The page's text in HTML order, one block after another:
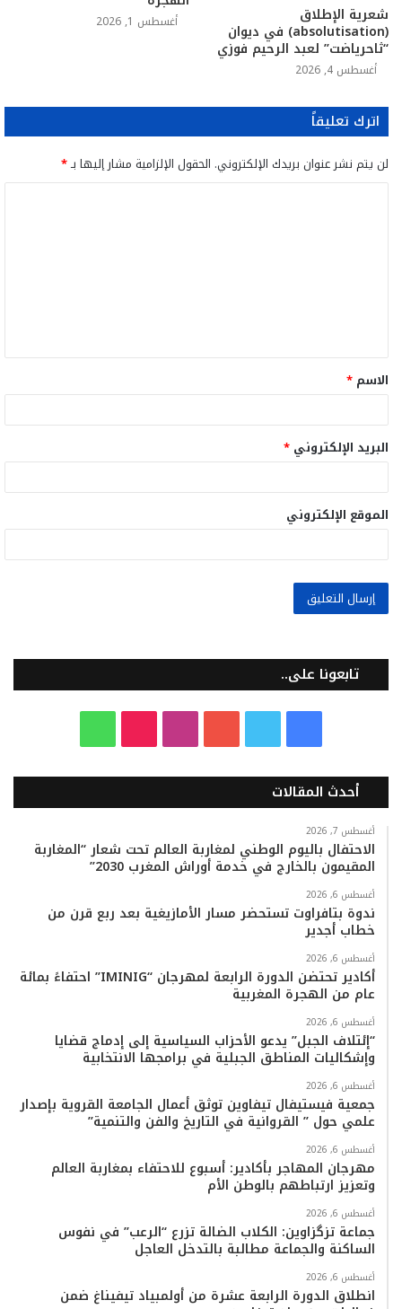
شعرية الإطلاق
(absolutisation) في ديوان
“ثاحرياضت” لعبد الرحيم فوزي
أغسطس 4, 2026
أغسطس 1, 2026
اترك تعليقاً
لن يتم نشر عنوان بريدك الإلكتروني. الحقول الإلزامية مشار إليها بـ*
ق
*
الاسم *
البريد الإلكتروني *
الموقع الإلكتروني
تابعونا على..
س
و
ك
ي
ت
ر
ت
ي
و
ب
س
ت
ق
ر
م
k
o
k
ت
س
ب
أحدث المقالات
أغسطس 7, 2026
الاحتفال باليوم الوطني لمغاربة العالم تحت شعار “المغاربة
المقيمون بالخارج في خدمة أوراش المغرب 2030”
أغسطس 6, 2026
ندوة بتافراوت تستحضر مسار الأمازيغية بعد ربع قرن من
خطاب أجدير
أغسطس 6, 2026
أكادير تحتضن الدورة الرابعة لمهرجان “IMINIG” احتفاءً بمائة
عام من الهجرة المغربية
أغسطس 6, 2026
“إئتلاف الجبل” يدعو الأحزاب السياسية إلى إدماج قضايا
وإشكاليات المناطق الجبلية في برامجها الانتخابية
أغسطس 6, 2026
جمعية فيستيفال تيفاوين توثق أعمال الجامعة القروية بإصدار
علمي حول ” القروانية في التاريخ والفن والتنمية”
أغسطس 6, 2026
مهرجان المهاجر بأكادير: أسبوع للاحتفاء بمغاربة العالم
وتعزيز ارتباطهم بالوطن الأم
أغسطس 6, 2026
جماعة تزگزاوين: الكلاب الضالة تزرع “الرعب” في نفوس
الساكنة والجماعة مطالبة بالتدخل العاجل
أغسطس 6, 2026
انطلاق الدورة الرابعة عشرة من أولمبياد تيفيناغ ضمن